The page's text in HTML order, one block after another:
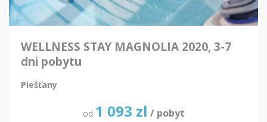
WELLNESS STAY MAGNOLIA 2020, 3-7
dni pobytu
Piešťany
od 1 093 zl / pobyt